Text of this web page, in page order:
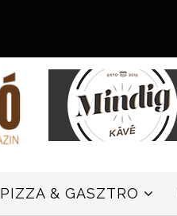
PIZZA & GASZTRO